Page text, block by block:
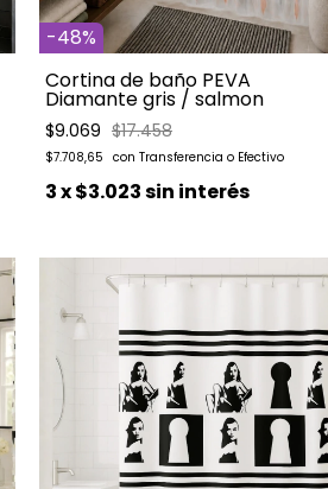
-48%
Cortina de baño PEVA
Diamante gris / salmon
$9.069 $17.458
$7.708,65
3x$3.023sin interés